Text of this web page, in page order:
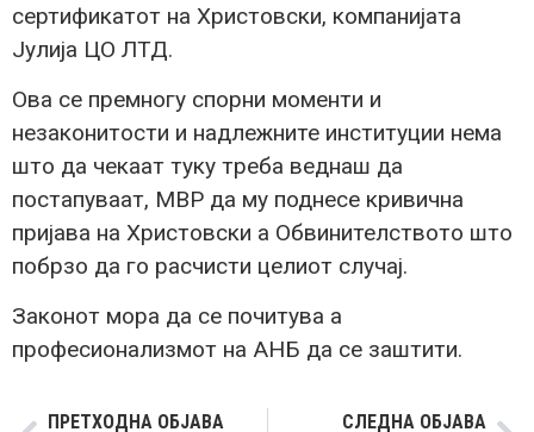
сертификатот на Христовски, компанијата
Јулија ЦО ЛТД.
Ова се премногу спорни моменти и
незаконитости и надлежните институции нема
што да чекаат туку треба веднаш да
постапуваат, МВР да му поднесе кривична
пријава на Христовски а Обвинителството што
побрзо да го расчисти целиот случај.
Законот мора да се почитува а
професионализмот на АНБ да се заштити.
ПРЕТХОДНА ОБЈАВА СЛЕДНА ОБЈАВА